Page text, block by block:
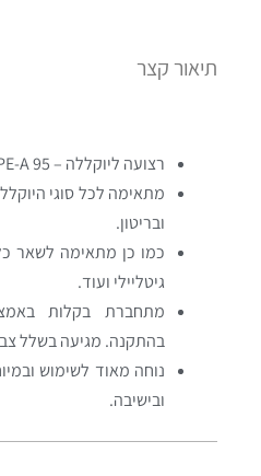
תיאור קצר
רצועה ליוקללה – PE-A 95
מתאימה לכל סוגי
ובריטון.
כמו כן מתאימה לשאר
גיטליילי ועוד.
מתחברת בקלות
בהתקנה. מגיעה בשלל
נוחה מאוד לשימוש
ובישיבה.